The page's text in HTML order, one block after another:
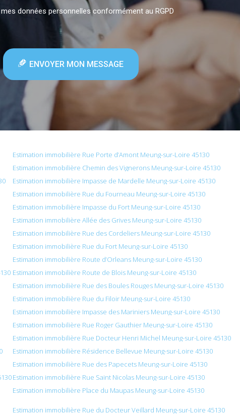
données personnelles conformément au RGPD
ENVOYER MON MESSAGE
Estimation immobilière Rue Porte d’Amont Meung-sur-Loire 45130
Estimation immobilière Chemin des Vignerons Meung-sur-Loire 45130
Estimation immobilière Impasse de Mardelle Meung-sur-Loire 45130
Estimation immobilière Rue du Fourneau Meung-sur-Loire 45130
Estimation immobilière Impasse du Fort Meung-sur-Loire 45130
Estimation immobilière Allée des Grives Meung-sur-Loire 45130
Estimation immobilière Rue des Cordeliers Meung-sur-Loire 45130
Estimation immobilière Rue du Fort Meung-sur-Loire 45130
Estimation immobilière Route d’Orleans Meung-sur-Loire 45130
Estimation immobilière Route de Blois Meung-sur-Loire 45130
Estimation immobilière Rue des Boules Rouges Meung-sur-Loire 45130
Estimation immobilière Rue du Filoir Meung-sur-Loire 45130
Estimation immobilière Impasse des Mariniers Meung-sur-Loire 45130
Estimation immobilière Rue Roger Gauthier Meung-sur-Loire 45130
Estimation immobilière Rue Docteur Henri Michel Meung-sur-Loire 45130
Estimation immobilière Résidence Bellevue Meung-sur-Loire 45130
Estimation immobilière Rue des Papecets Meung-sur-Loire 45130
Estimation immobilière Rue Saint Nicolas Meung-sur-Loire 45130
Estimation immobilière Place du Maupas Meung-sur-Loire 45130
Estimation immobilière Rue du Docteur Veillard Meung-sur-Loire 45130